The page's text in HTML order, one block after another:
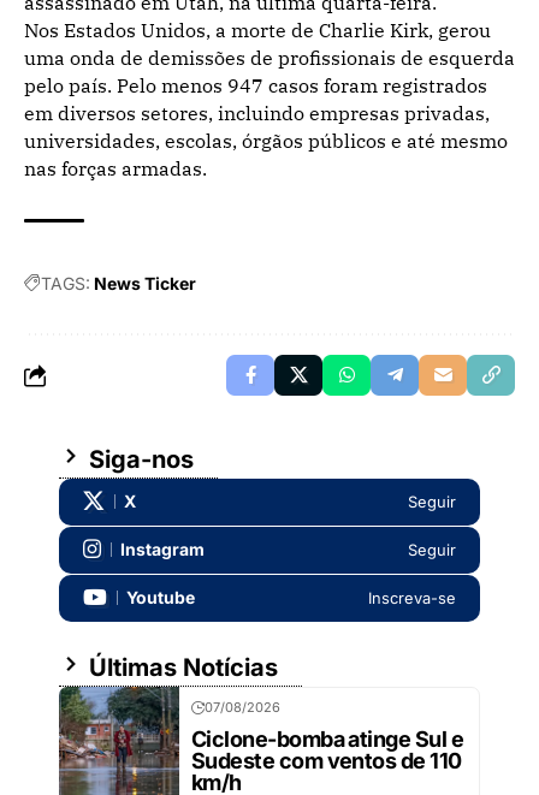
Nos Estados Unidos, a morte de Charlie Kirk, gerou
uma onda de demissões de profissionais de esquerda
pelo país. Pelo menos 947 casos foram registrados
em diversos setores, incluindo empresas privadas,
universidades, escolas, órgãos públicos e até mesmo
nas forças armadas.
TAGS: News Ticker
Siga-nos
X Seguir
Instagram Seguir
Youtube Inscreva-se
Últimas Notícias
07/08/2026
Ciclone-bomba atinge Sul e
Sudeste com ventos de 110
km/h